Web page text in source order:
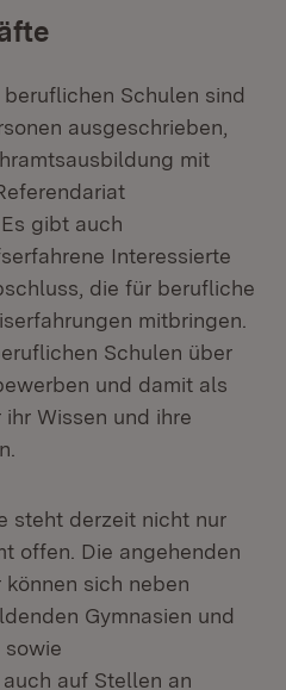
Schulen sind
ausgeschrieben,
mit
gibt auch
Interessierte
die für berufliche
mitbringen.
Schulen über
in neuem Fenster)
und damit als
Wissen und ihre
steht derzeit nicht nur
offen. Die angehenden
sich neben
Gymnasien und
auf Stellen an